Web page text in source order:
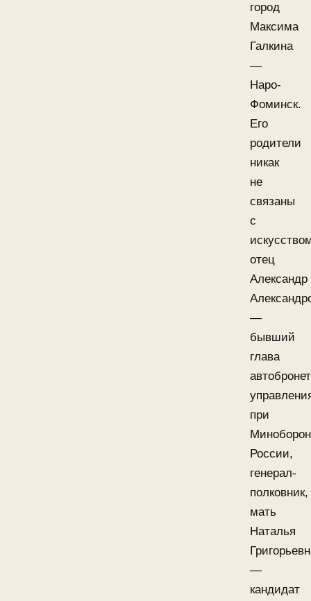
город
Максима
Галкина
—
Наро-
Фоминск.
Его
родители
никак
не
связаны
с
отец
Александр
—
бывший
глава
при
России,
генерал-
полковник,
мать
Наталья
—
кандидат